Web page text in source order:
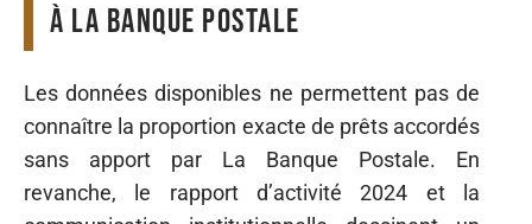
à La Banque Postale
Les données disponibles ne permettent pas de
connaître la proportion exacte de prêts accordés
sans apport par La Banque Postale. En
revanche, le rapport d’activité 2024 et la